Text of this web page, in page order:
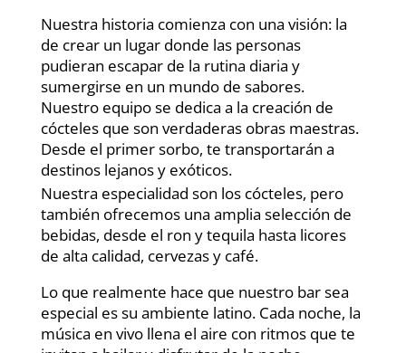
Nuestra historia comienza con una visión: la
de crear un lugar donde las personas
pudieran escapar de la rutina diaria y
sumergirse en un mundo de sabores.
Nuestro equipo se dedica a la creación de
cócteles que son verdaderas obras maestras.
Desde el primer sorbo, te transportarán a
destinos lejanos y exóticos.
Nuestra especialidad son los cócteles, pero
también ofrecemos una amplia selección de
bebidas, desde el ron y tequila hasta licores
de alta calidad, cervezas y café.
Lo que realmente hace que nuestro bar sea
especial es su ambiente latino. Cada noche, la
música en vivo llena el aire con ritmos que te